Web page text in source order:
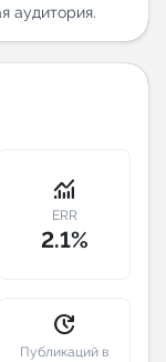
Telegram
аудитория.
monitoring
ERR
2.1%
update
Публикаций в